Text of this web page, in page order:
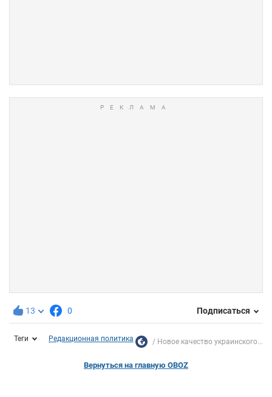
13 0 Подписаться
Теги Редакционная политика Новое качество украинского...
Вернуться на главную OBOZ